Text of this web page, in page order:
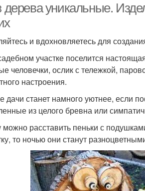
дерева уникальные.
и вдохновляетесь для
участке поселится
человечки, ослик с тележкой,
настроения.
дачи станет намного уютнее, если
из целого бревна или
можно расставить пеньки с
то ночью они станут